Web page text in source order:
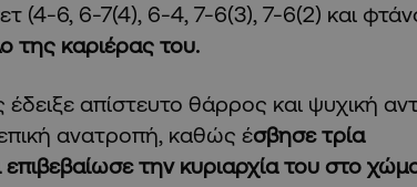
(4-6, 6-7(4), 6-4, 7-6(3), 7-6(2) και
της καριέρας του.
απίστευτο θάρρος και ψυχική
ανατροπή, καθώς έσβησε τρία
την κυριαρχία του στο